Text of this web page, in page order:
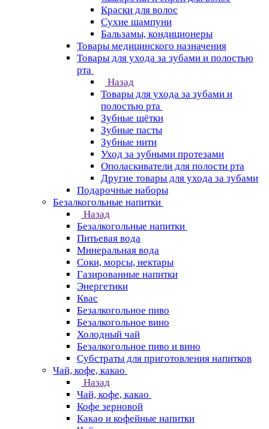
Краски для волос
Сухие шампуни
Бальзамы, кондиционеры
Товары медицинского назначения
Товары для ухода за зубами и полостью
рта
Назад
Товары для ухода за зубами и
полостью рта
Зубные щётки
Зубные пасты
Зубные нити
Уход за зубными протезами
Ополаскиватели для полости рта
Другие товары для ухода за зубами
Подарочные наборы
Безалкогольные напитки
Назад
Безалкогольные напитки
Питьевая вода
Минеральная вода
Соки, морсы, нектары
Газированные напитки
Энергетики
Квас
Безалкогольное пиво
Безалкогольное вино
Холодный чай
Безалкогольное пиво и вино
Субстраты для приготовления напитков
Чай, кофе, какао
Назад
Чай, кофе, какао
Кофе зерновой
Какао и кофейные напитки